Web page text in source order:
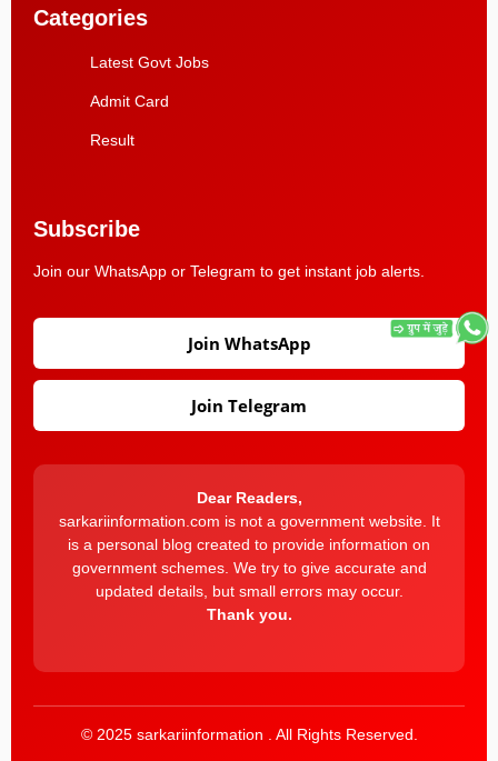
Categories
Latest Govt Jobs
Admit Card
Result
Subscribe
Join our WhatsApp or Telegram to get instant job alerts.
Join WhatsApp
Join Telegram
Dear Readers,
sarkariinformation.com is not a government website. It
is a personal blog created to provide information on
government schemes. We try to give accurate and
updated details, but small errors may occur.
Thank you.
© 2025 sarkariinformation . All Rights Reserved.